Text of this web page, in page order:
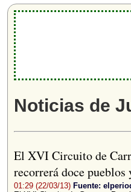
Noticias de
El XVI Circuito de
recorrerá doce
01:29 (22/03/13) Fuente: